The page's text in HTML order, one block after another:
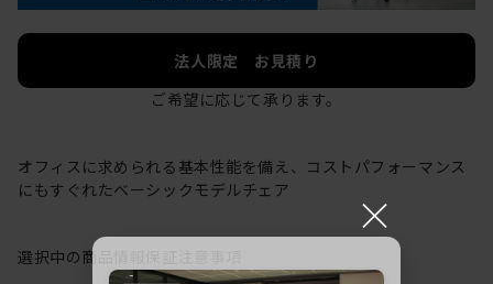
法人限定 お見積り
ご希望に応じて承ります。
オフィスに求められる基本性能を備え、コストパフォーマンス
にもすぐれたベーシックモデルチェア
選択中の商品情報
×